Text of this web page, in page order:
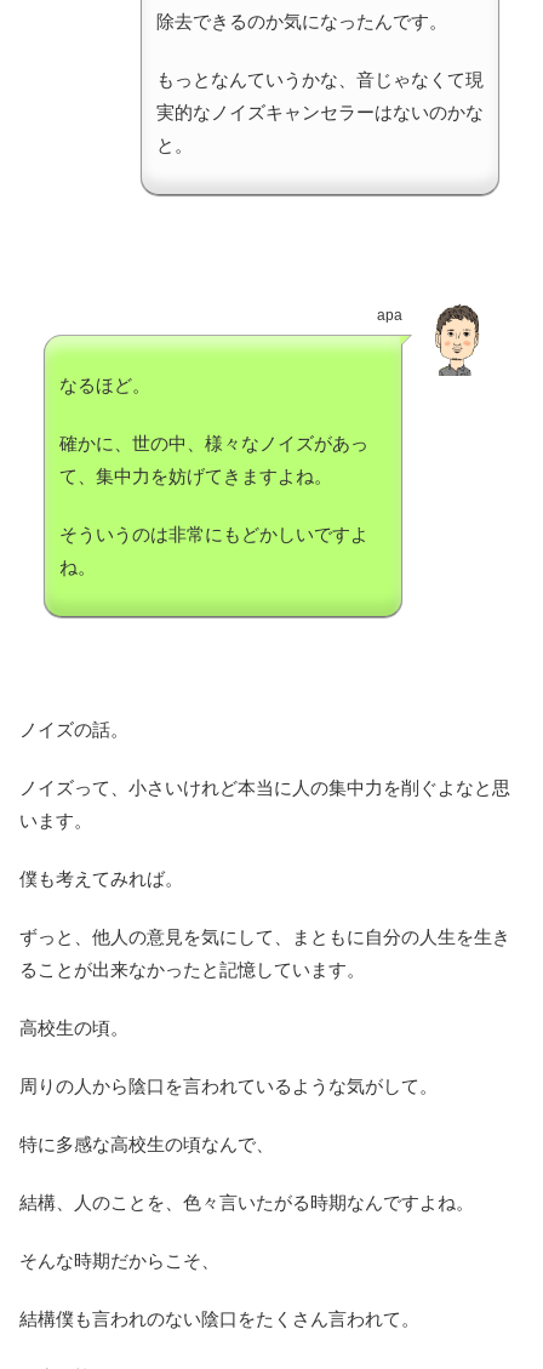
除去できるのか気になったんです。
もっとなんていうかな、音じゃなくて現
実的なノイズキャンセラーはないのかな
と。
apa
なるほど。
確かに、世の中、様々なノイズがあっ
て、集中力を妨げてきますよね。
そういうのは非常にもどかしいですよ
ね。
ノイズの話。
ノイズって、小さいけれど本当に人の集中力を削ぐよなと思
います。
僕も考えてみれば。
ずっと、他人の意見を気にして、まともに自分の人生を生き
ることが出来なかったと記憶しています。
高校生の頃。
周りの人から陰口を言われているような気がして。
特に多感な高校生の頃なんで、
結構、人のことを、色々言いたがる時期なんですよね。
そんな時期だからこそ、
結構僕も言われのない陰口をたくさん言われて。